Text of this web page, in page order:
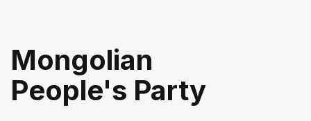
Mongolian
People's Party